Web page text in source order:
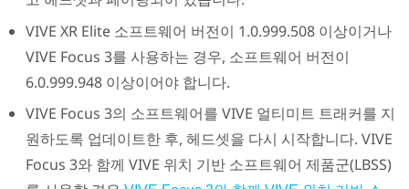
VIVE XR Elite소프트웨어 버전이 1.0.999.508 이상이거나
VIVE Focus 3를 사용하는 경우, 소프트웨어 버전이
6.0.999.948 이상이어야 합니다.
VIVE Focus 3의 소프트웨어를 VIVE 얼티미트 트래커를 지
원하도록 업데이트한 후, 헤드셋을 다시 시작합니다. VIVE
Focus 3와 함께 VIVE 위치 기반 소프트웨어 제품군(LBSS)